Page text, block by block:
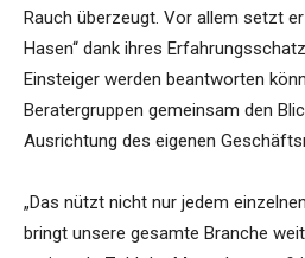
Rauch überzeugt. Vor allem setzt
Hasen“ dank ihres
Einsteiger werden beantworten
Beratergruppen gemeinsam den
Ausrichtung des eigenen
„Das nützt nicht nur jedem
bringt unsere gesamte Branche